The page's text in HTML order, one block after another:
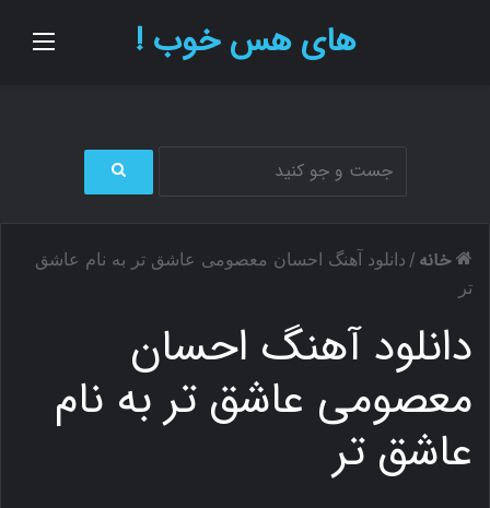
های هس خوب !
ج
ج
خانه / دانلود آهنگ احسان معصومی عاشق تر به نام عاشق
تر
دانلود آهنگ احسان
معصومی عاشق تر به نام
عاشق تر